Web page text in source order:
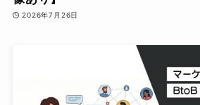
2026年7月26日